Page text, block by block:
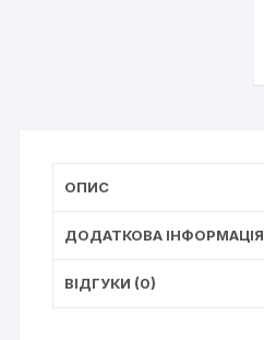
ОПИС
ДОДАТКОВА ІНФОРМАЦІЯ
ВІДГУКИ (0)